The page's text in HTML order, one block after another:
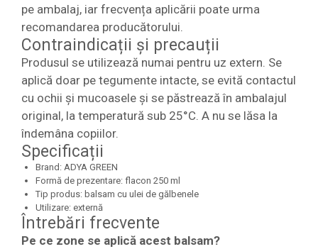
pe ambalaj, iar frecvența aplicării poate urma
recomandarea producătorului.
Contraindicații și precauții
Produsul se utilizează numai pentru uz extern. Se
aplică doar pe tegumente intacte, se evită contactul
cu ochii și mucoasele și se păstrează în ambalajul
original, la temperatură sub 25°C. A nu se lăsa la
îndemâna copiilor.
Specificații
Brand: ADYA GREEN
Formă de prezentare: flacon 250 ml
Tip produs: balsam cu ulei de gălbenele
Utilizare: externă
Întrebări frecvente
Pe ce zone se aplică acest balsam?